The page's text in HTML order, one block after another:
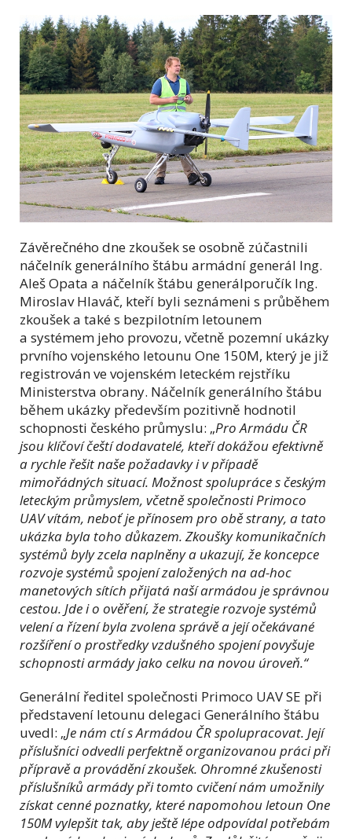
Závěrečného dne zkoušek se osobně zúčastnili
náčelník generálního štábu armádní generál Ing.
Aleš Opata a náčelník štábu generálporučík Ing.
Miroslav Hlaváč, kteří byli seznámeni s průběhem
zkoušek a také s bezpilotním letounem
a systémem jeho provozu, včetně pozemní ukázky
prvního vojenského letounu One 150M, který je již
registrován ve vojenském leteckém rejstříku
Ministerstva obrany. Náčelník generálního štábu
během ukázky především pozitivně hodnotil
schopnosti českého průmyslu: „Pro Armádu ČR
jsou klíčoví čeští dodavatelé, kteří dokážou efektivně
a rychle řešit naše požadavky i v případě
mimořádných situací. Možnost spolupráce s českým
leteckým průmyslem, včetně společnosti Primoco
UAV vítám, neboť je přínosem pro obě strany, a tato
ukázka byla toho důkazem. Zkoušky komunikačních
systémů byly zcela naplněny a ukazují, že koncepce
rozvoje systémů spojení založených na ad-hoc
manetových sítích přijatá naší armádou je správnou
cestou. Jde i o ověření, že strategie rozvoje systémů
velení a řízení byla zvolena správě a její očekávané
rozšíření o prostředky vzdušného spojení povyšuje
schopnosti armády jako celku na novou úroveň.“
Generální ředitel společnosti Primoco UAV SE při
představení letounu delegaci Generálního štábu
uvedl: „Je nám ctí s Armádou ČR spolupracovat. Její
příslušníci odvedli perfektně organizovanou práci při
přípravě a provádění zkoušek. Ohromné zkušenosti
příslušníků armády při tomto cvičení nám umožnily
získat cenné poznatky, které napomohou letoun One
150M vylepšit tak, aby ještě lépe odpovídal potřebám